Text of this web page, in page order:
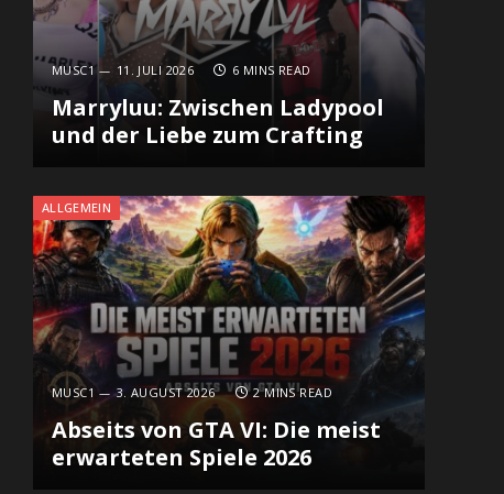
MUSC1 11. JULI 2026 6 MINS READ
Marryluu: Zwischen Ladypool
und der Liebe zum Crafting
ALLGEMEIN
MUSC1 3. AUGUST 2026 2 MINS READ
Abseits von GTA VI: Die meist
erwarteten Spiele 2026